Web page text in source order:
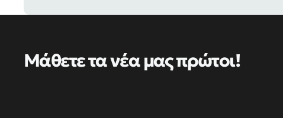
Μάθετε τα νέα μας πρώτοι!